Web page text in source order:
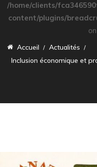
/home/clients/
content/plugins/
Accueil
Actualités
Inclusion économique et